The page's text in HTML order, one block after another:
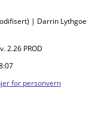
| Darrin Lythgoe
2.26 PROD
for personvern